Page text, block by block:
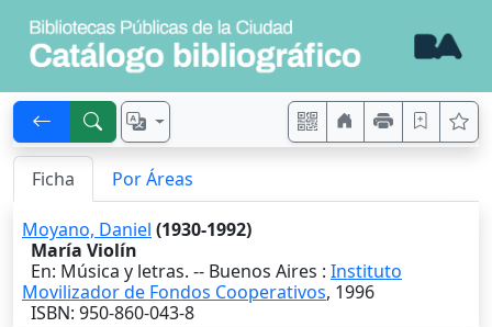
Ficha Por Áreas
Moyano, Daniel (1930-1992)
María Violín
En: Música y letras. -- Buenos Aires : Instituto
Movilizador de Fondos Cooperativos, 1996
ISBN: 950-860-043-8